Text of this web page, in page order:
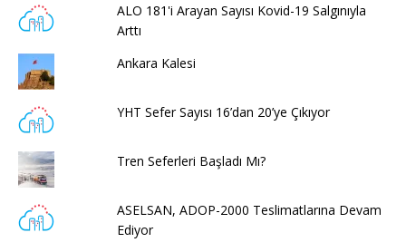
ALO 181'i Arayan Sayısı Kovid-19 Salgınıyla
Arttı
Ankara Kalesi
YHT Sefer Sayısı 16’dan 20’ye Çıkıyor
Tren Seferleri Başladı Mı?
ASELSAN, ADOP-2000 Teslimatlarına Devam
Ediyor